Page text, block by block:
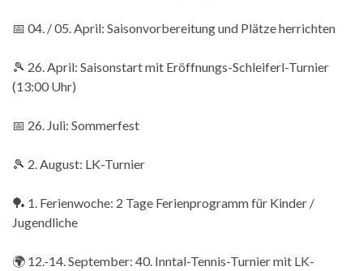
📅 04. / 05. April: Saisonvorbereitung und Plätze herrichten
🎾 26. April: Saisonstart mit Eröffnungs-Schleiferl-Turnier
(13:00 Uhr)
📅 26. Juli: Sommerfest
🎾 2. August: LK-Turnier
🏓 1. Ferienwoche: 2 Tage Ferienprogramm für Kinder /
Jugendliche
🌍 12.-14. September: 40. Inntal-Tennis-Turnier mit LK-